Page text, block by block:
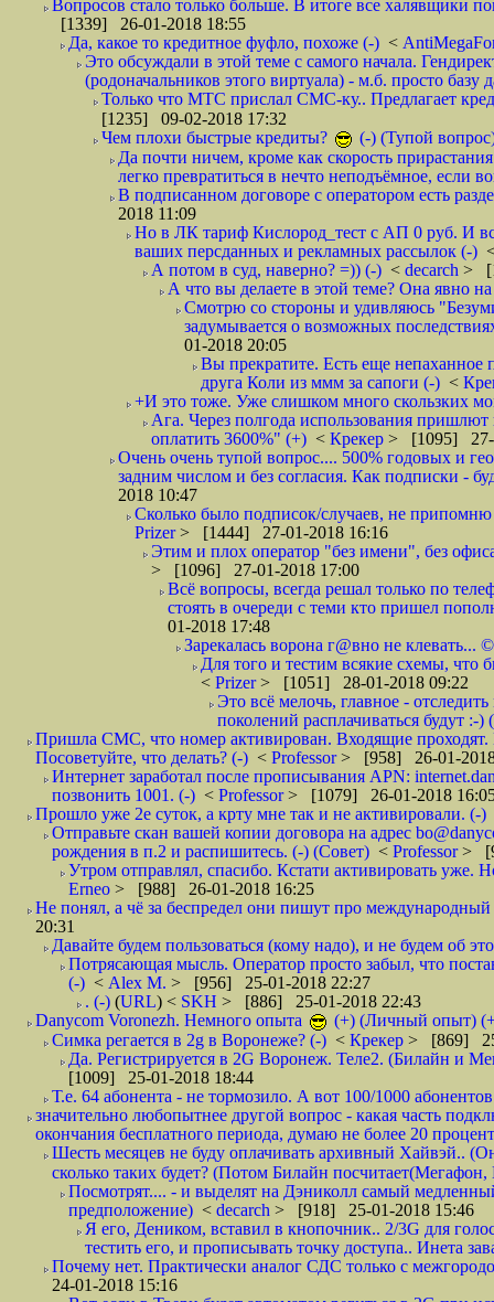
Вопросов стало только больше. В итоге все халявщики
[1339] 26-01-2018 18:55
Да, какое то кредитное фуфло, похоже (-) <
Это обсуждали в этой теме с самого начала.
(родоначальников этого виртуала) - м.б. просто
Только что МТС прислал СМС-ку.. Предлагает
[1235] 09-02-2018 17:32
Чем плохи быстрые кредиты?
(-) (Тупой
Да почти ничем, кроме как скорость
легко превратиться в нечто неподъёмное, если
В подписанном договоре с оператором есть
2018 11:09
Но в ЛК тариф Кислород_тест с АП 0 руб. И
ваших персданных и рекламных рассылок (-)
А потом в суд, наверно? =)) (-) < decarch >
А что вы делаете в этой теме? Она явно
Смотрю со стороны и удивляюсь
задумывается о возможных
01-2018 20:05
Вы прекратите. Есть еще непаханное
друга Коли из ммм за сапоги (-) <
+И это тоже. Уже слишком много скользких
Ага. Через полгода использования
оплатить 3600%" (+) < Крекер > [1095] 27-
Очень очень тупой вопрос.... 500% годовых и
задним числом и без согласия. Как подписки -
2018 10:47
Сколько было подписок/случаев, не
Prizer> [1444] 27-01-2018 16:16
Этим и плох оператор "без имени", без
> [1096] 27-01-2018 17:00
Всё вопросы, всегда решал только по
стоять в очереди с теми кто пришел
01-2018 17:48
Зарекалась ворона г@вно не клевать...
Для того и тестим всякие схемы, что
< Prizer> [1051] 28-01-2018 09:22
Это всё мелочь, главное -
поколений расплачиваться будут :-)
Пришла СМС, что номер активирован. Входящие проходят.
Посоветуйте, что делать? (-) < Professor> [958] 26-01-
Интернет заработал после прописывания APN:
позвонить 1001. (-) < Professor> [1079] 26-01-2018
Прошло уже 2е суток, а крту мне так и не активировали. (-)
Отправьте скан вашей копии договора на адрес
рождения в п.2 и распишитесь. (-) (Совет) < Professor>
Утром отправлял, спасибо. Кстати активировать уже.
Erneo > [988] 26-01-2018 16:25
Не понял, а чё за беспредел они пишут про
20:31
Давайте будем пользоваться (кому надо), и не будем об
Потрясающая мысль. Оператор просто забыл, что
(-) < Alex M. > [956] 25-01-2018 22:27
. (-) (URL) < SKH > [886] 25-01-2018 22:43
Danycom Voronezh. Немного опыта
(+) (Личный опыт)
Симка регается в 2g в Воронеже? (-) < Крекер > [869]
Да. Регистрируется в 2G Воронеж. Теле2. (Билайн и
[1009] 25-01-2018 18:44
Т.е. 64 абонента - не тормозило. А вот 100/1000
значительно любопытнее другой вопрос - какая часть
окончания бесплатного периода, думаю не более 20
Шесть месяцев не буду оплачивать архивный Хайвэй..
сколько таких будет? (Потом Билайн
Посмотрят.... - и выделят на Дэниколл самый
предположение) < decarch > [918] 25-01-2018 15:46
Я его, Деником, вставил в кнопочник.. 2/3G для
тестить его, и прописывать точку доступа.. Инета
Почему нет. Практически аналог СДС только с
24-01-2018 15:16